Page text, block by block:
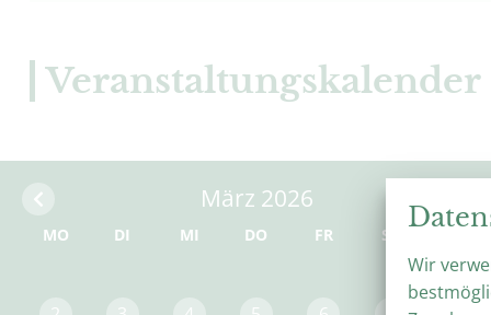
Veranstaltungskalender
März 2026
MO DI MI DO FR SA
1
Wir